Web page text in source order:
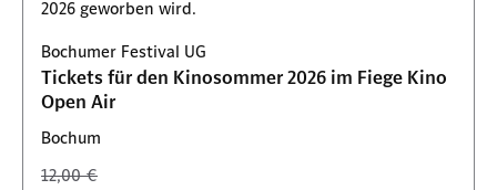
Bochumer Festival UG
Tickets für den Kinosommer 2026 im Fiege Kino
Open Air
Bochum
12,00 €